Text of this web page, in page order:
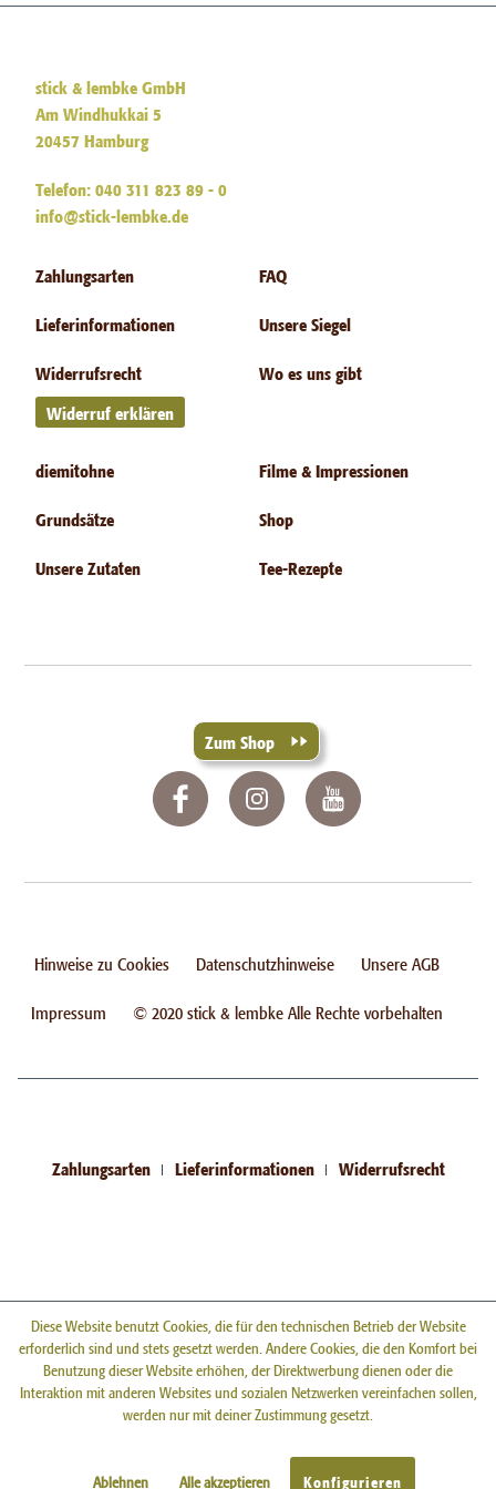
stick & lembke GmbH
Am Windhukkai 5
20457 Hamburg
Telefon: 040 311 823 89 - 0
info@stick-lembke.de
Zahlungsarten
Lieferinformationen
Widerrufsrecht
Widerruf erklären
FAQ
Unsere Siegel
Wo es uns gibt
diemitohne
Grundsätze
Unsere Zutaten
Filme & Impressionen
Shop
Tee-Rezepte
Zum Shop
Hinweise zu Cookies Datenschutzhinweise Unsere AGB
Impressum © 2020 stick & lembke Alle Rechte vorbehalten
Zahlungsarten Lieferinformationen Widerrufsrecht
Diese Website benutzt Cookies, die für den technischen Betrieb der Website
erforderlich sind und stets gesetzt werden. Andere Cookies, die den Komfort bei
Benutzung dieser Website erhöhen, der Direktwerbung dienen oder die
Interaktion mit anderen Websites und sozialen Netzwerken vereinfachen sollen,
werden nur mit deiner Zustimmung gesetzt.
Ablehnen Alle akzeptieren Konfigurieren